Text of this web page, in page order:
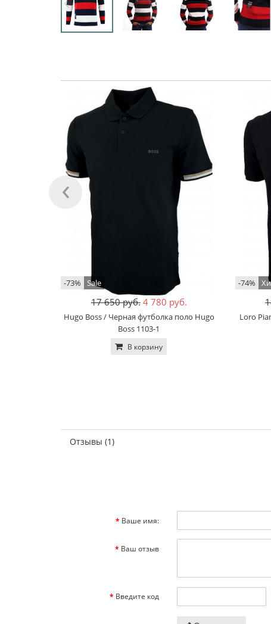
-73% Sale
17 650 руб. 4 780 руб.
Hugo Boss / Черная футболка поло Hugo
Boss 1103-1
В корзину
-74%
Loro
‹
Отзывы (1)
Ваше имя:
Ваш отзыв
Введите код